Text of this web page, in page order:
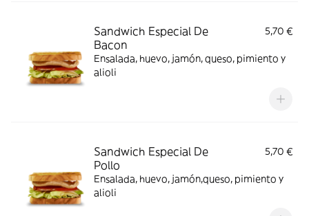
Sandwich Especial De
Bacon
5,70 €
Ensalada, huevo, jamón, queso, pimiento y
alioli
Sandwich Especial De
Pollo
5,70 €
Ensalada, huevo, jamón,queso, pimiento y
alioli